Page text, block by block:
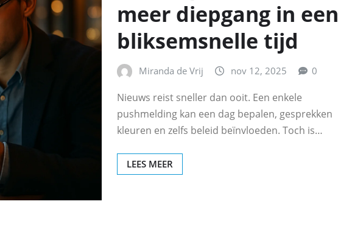
meer diepgang in een
bliksemsnelle tijd
Miranda de Vrij nov 12, 2025 0
Nieuws reist sneller dan ooit. Een enkele
pushmelding kan een dag bepalen, gesprekken
kleuren en zelfs beleid beïnvloeden. Toch is…
LEES MEER